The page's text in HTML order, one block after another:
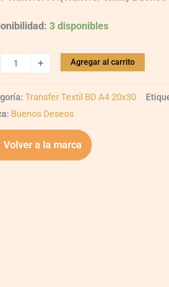
3 disponibles
+ Agregar al carrito
Transfer Textil BD A4 20x30
Buenos Deseos
a la marca